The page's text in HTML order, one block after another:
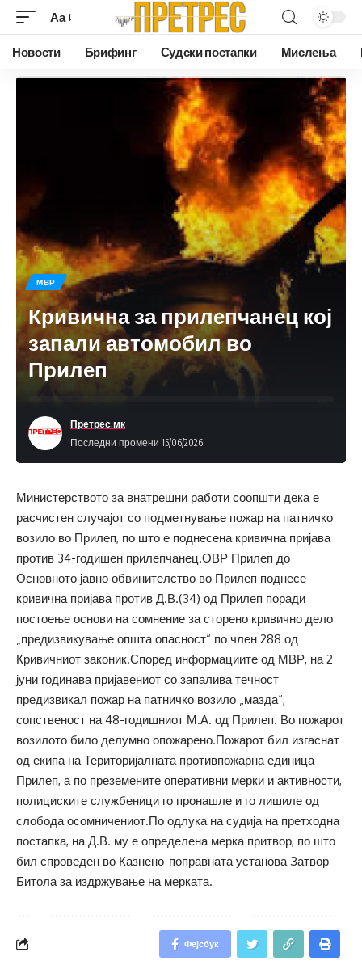
Аа
Новости Брифинг Судски постапки Мислења
МВР
Кривична за прилепчанец кој
запали автомобил во
Прилеп
Последни промени 15/06/2026
Претрес.мк
Министерството за внатрешни работи соопшти дека е
расчистен случајот со подметнување пожар на патничко
возило во Прилеп, по што е поднесена кривична пријава
против 34-годишен прилепчанец.ОВР Прилеп до
Основното јавно обвинителство во Прилеп поднесе
кривична пријава против Д.В.(34) од Прилеп поради
постоење основи на сомнение за сторено кривично дело
„предизвикување општа опасност“ по член 288 од
Кривичниот законик.Според информациите од МВР, на 2
јуни годинава пријавениот со запалива течност
предизвикал пожар на патничко возило „мазда“,
сопственост на 48-годишниот М.А. од Прилеп. Во пожарот
возилото било делумно опожарено.Пожарот бил изгаснат
од екипа на Територијалната противпожарна единица
Прилеп, а по преземените оперативни мерки и активности,
полициските службеници го пронашле и го лишиле од
слобода осомничениот.По одлука на судија на претходна
постапка, на Д.В. му е определена мерка притвор, по што
бил спроведен во Казнено-поправната установа Затвор
Битола за издржување на мерката.
Фејсбук